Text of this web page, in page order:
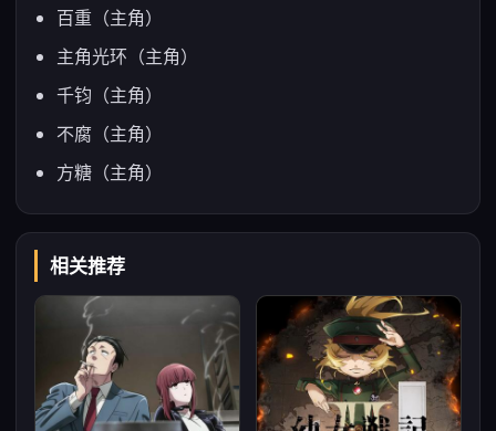
百重（主角）
主角光环（主角）
千钧（主角）
不腐（主角）
方糖（主角）
相关推荐